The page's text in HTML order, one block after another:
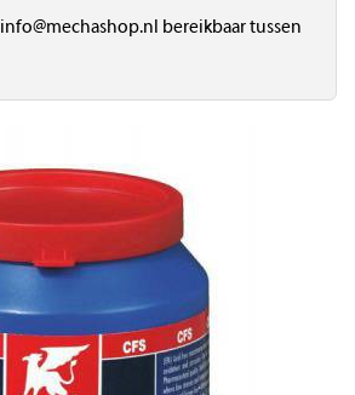
info@mechashop.nl
bereikbaar tussen